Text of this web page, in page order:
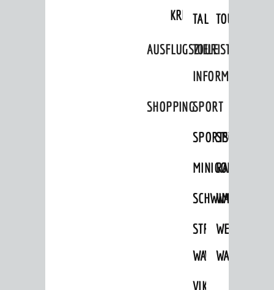
KRIEGERDENKMAL
TAL TOUR
AUSFLUGSZIELE
TOURIST
INFORMATION
SHOPPINGSPORT
SPORTSTÄTTEN
MINIGOLFRADFAHREN
SCHWIMMEN
STRANDBAD
WAIDSEE
TSG
VIKTOR-
WANDERN
WEINHEIMER
Städtepartnerschaften
Daten / Zahlen / Fakten